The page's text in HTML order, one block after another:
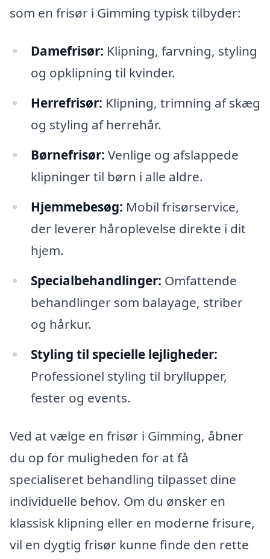
som en frisør i Gimming typisk tilbyder:
Damefrisør: Klipning, farvning, styling
og opklipning til kvinder.
Herrefrisør: Klipning, trimning af skæg
og styling af herrehår.
Børnefrisør: Venlige og afslappede
klipninger til børn i alle aldre.
Hjemmebesøg: Mobil frisørservice,
der leverer håroplevelse direkte i dit
hjem.
Specialbehandlinger: Omfattende
behandlinger som balayage, striber
og hårkur.
Styling til specielle lejligheder:
Professionel styling til bryllupper,
fester og events.
Ved at vælge en frisør i Gimming, åbner
du op for muligheden for at få
specialiseret behandling tilpasset dine
individuelle behov. Om du ønsker en
klassisk klipning eller en moderne frisure,
vil en dygtig frisør kunne finde den rette